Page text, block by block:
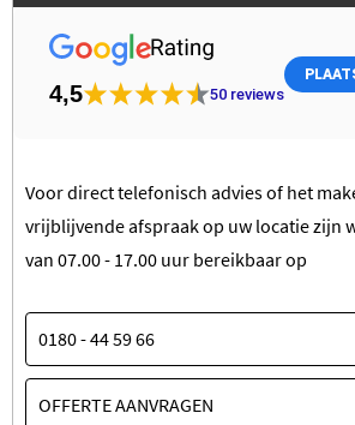
4,5 50 reviews
Voor direct telefonisch advies of het
vrijblijvende afspraak op uw locatie zijn
van 07.00 - 17.00 uur bereikbaar op
0180 - 44 59 66
OFFERTE AANVRAGEN